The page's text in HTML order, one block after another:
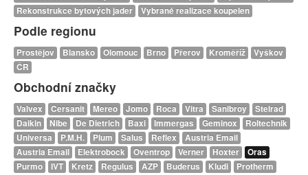
Rekonstrukce bytových jader
Vybrané realizace koupelen
Podle regionu
Prostějov Blansko Olomouc Brno Přerov Kroměříž
Vyškov
ČR
Obchodní značky
Valvex Cersanit Mereo Jomo Roca Vitra Sanibroy
Stelrad
Daikin
Nibe De Dietrich Baxi Immergas Geminox
Roltechnik
Universa
P.M.H. Plum Salus Reflex
Austria Email
Austria Email
Elektrobock Oventrop Verner Hoxter
Oras
Purmo
IVT Kretz Regulus AZP Buderus Kludi Protherm